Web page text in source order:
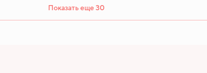
Показать еще 30